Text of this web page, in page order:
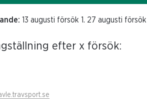
13 augusti försök 1. 27 augusti
efter x försök: